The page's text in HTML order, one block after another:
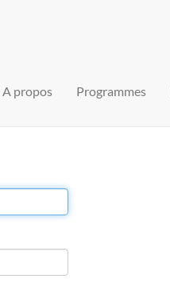
A propos Programmes